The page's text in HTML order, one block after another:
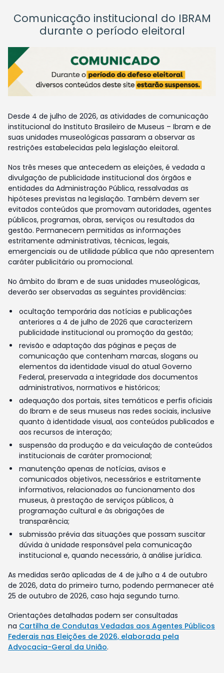
Comunicação institucional do IBRAM
durante o período eleitoral
Desde 4 de julho de 2026, as atividades de comunicação
institucional do Instituto Brasileiro de Museus – Ibram e de
suas unidades museológicas passaram a observar as
restrições estabelecidas pela legislação eleitoral.
Nos três meses que antecedem as eleições, é vedada a
divulgação de publicidade institucional dos órgãos e
entidades da Administração Pública, ressalvadas as
hipóteses previstas na legislação. Também devem ser
evitados conteúdos que promovam autoridades, agentes
públicos, programas, obras, serviços ou resultados da
gestão. Permanecem permitidas as informações
estritamente administrativas, técnicas, legais,
emergenciais ou de utilidade pública que não apresentem
caráter publicitário ou promocional.
No âmbito do Ibram e de suas unidades museológicas,
deverão ser observadas as seguintes providências:
ocultação temporária das notícias e publicações
anteriores a 4 de julho de 2026 que caracterizem
publicidade institucional ou promoção da gestão;
revisão e adaptação das páginas e peças de
comunicação que contenham marcas, slogans ou
elementos da identidade visual do atual Governo
Federal, preservada a integridade dos documentos
administrativos, normativos e históricos;
adequação dos portais, sites temáticos e perfis oficiais
do Ibram e de seus museus nas redes sociais, inclusive
quanto à identidade visual, aos conteúdos publicados e
aos recursos de interação;
suspensão da produção e da veiculação de conteúdos
institucionais de caráter promocional;
manutenção apenas de notícias, avisos e
comunicados objetivos, necessários e estritamente
informativos, relacionados ao funcionamento dos
museus, à prestação de serviços públicos, à
programação cultural e às obrigações de
transparência;
submissão prévia das situações que possam suscitar
dúvida à unidade responsável pela comunicação
institucional e, quando necessário, à análise jurídica.
As medidas serão aplicadas de 4 de julho a 4 de outubro
de 2026, data do primeiro turno, podendo permanecer até
25 de outubro de 2026, caso haja segundo turno.
Orientações detalhadas podem ser consultadas
na Cartilha de Condutas Vedadas aos Agentes Públicos
Federais nas Eleições de 2026, elaborada pela
Advocacia-Geral da União.